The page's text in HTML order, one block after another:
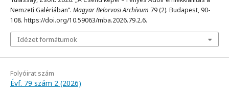
Nemzeti Galériában”. Magyar Belorvosi Archívum 79 (2). Budapest, 90-
108. https://doi.org/10.59063/mba.2026.79.2.6.
Idézet formátumok
Folyóirat szám
Évf. 79 szám 2 (2026)